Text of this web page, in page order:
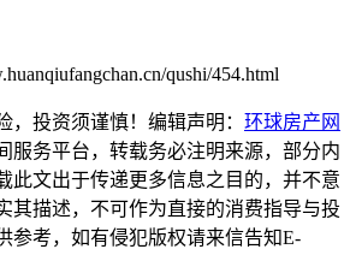
qushi/454.html
，投资须谨慎！编辑声明： 环球房产网
服务平台，转载务必注明来源，部分内
此文出于传递更多信息之目的，并不意
其描述，不可作为直接的消费指导与投
参考，如有侵犯版权请来信告知E-